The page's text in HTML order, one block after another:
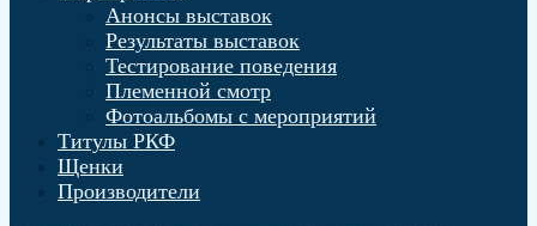
Анонсы выставок
Результаты выставок
Тестирование поведения
Племенной смотр
Фотоальбомы с мероприятий
Титулы РКФ
Щенки
Производители